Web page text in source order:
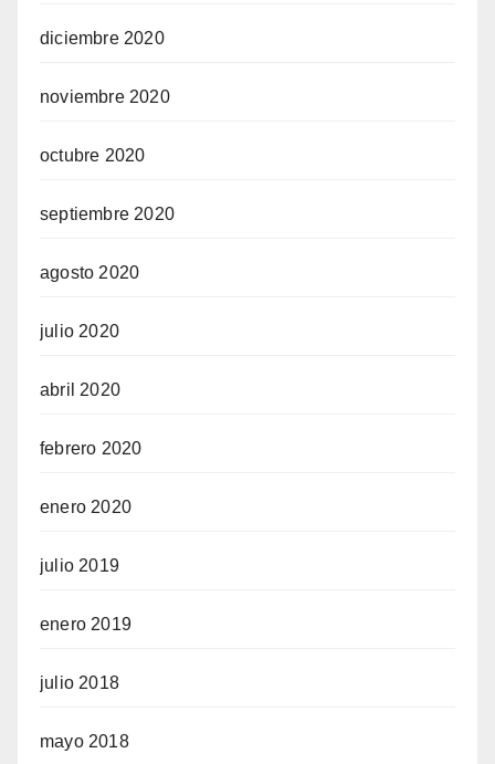
diciembre 2020
noviembre 2020
octubre 2020
septiembre 2020
agosto 2020
julio 2020
abril 2020
febrero 2020
enero 2020
julio 2019
enero 2019
julio 2018
mayo 2018